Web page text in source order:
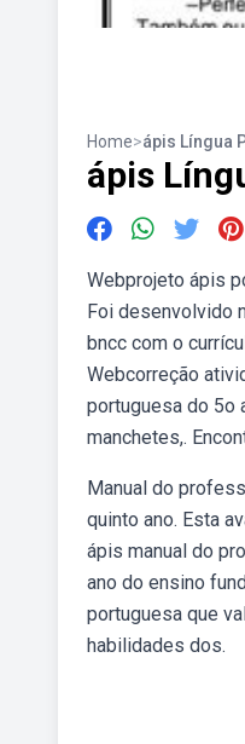
Home>ápis Língua
ápis
Webprojeto ápis
Foi desenvolvido
bncc com o
Webcorreção
portuguesa do 5o
manchetes,.
Manual do
quinto ano. Esta
ápis manual do
ano do ensino
portuguesa que
habilidades dos.